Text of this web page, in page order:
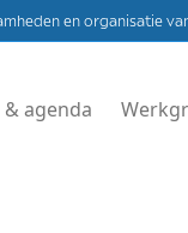
en organisatie
agenda